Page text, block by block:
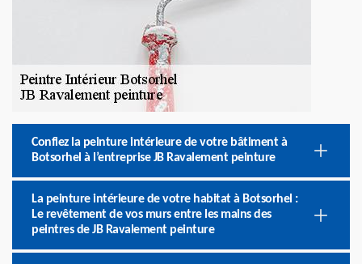
Confiez la peinture intérieure de votre bâtiment à
Botsorhel à l’entreprise JB Ravalement peinture
La peinture intérieure de votre habitat à Botsorhel :
Le revêtement de vos murs entre les mains des
peintres de JB Ravalement peinture